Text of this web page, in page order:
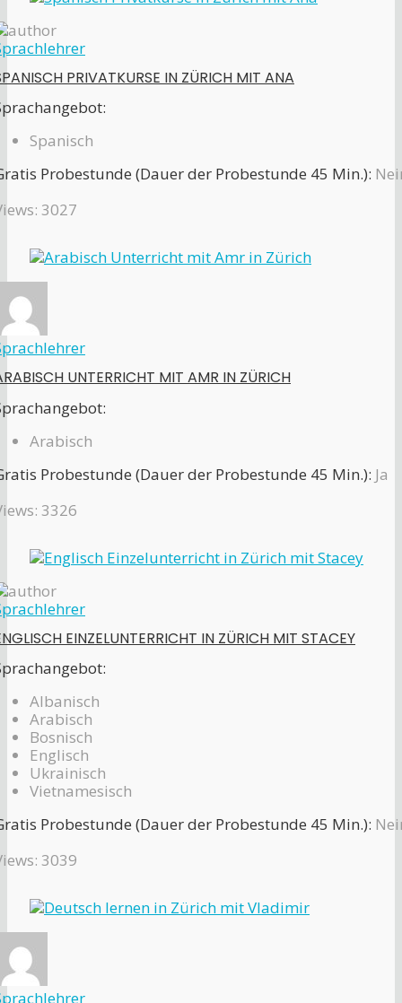
PRIVATKURSE IN ZÜRICH MIT ANA
Spanisch
Probestunde (Dauer der Probestunde 45 Min.):
3027
UNTERRICHT MIT AMR IN ZÜRICH
Arabisch
Probestunde (Dauer der Probestunde 45 Min.): Ja
3326
EINZELUNTERRICHT IN ZÜRICH MIT STACEY
Albanisch
Arabisch
Bosnisch
Englisch
Ukrainisch
Vietnamesisch
Probestunde (Dauer der Probestunde 45 Min.):
3039